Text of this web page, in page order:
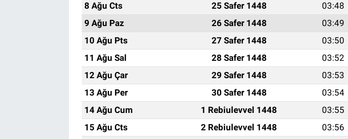
8 Ağu Cts
25 Safer 1448 03:48
9 Ağu Paz
26 Safer 1448 03:49
10 Ağu Pts
27 Safer 1448 03:50
11 Ağu Sal
28 Safer 1448 03:52
12 Ağu Çar
29 Safer 1448 03:53
13 Ağu Per
30 Safer 1448 03:54
14 Ağu Cum
1 Rebiulevvel 1448 03:55
15 Ağu Cts
2 Rebiulevvel 1448 03:56